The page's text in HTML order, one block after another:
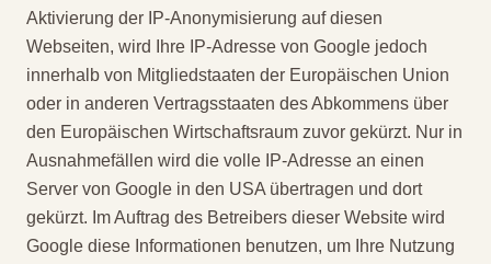
Aktivierung der IP-Anonymisierung auf diesen
Webseiten, wird Ihre IP-Adresse von Google jedoch
innerhalb von Mitgliedstaaten der Europäischen Union
oder in anderen Vertragsstaaten des Abkommens über
den Europäischen Wirtschaftsraum zuvor gekürzt. Nur in
Ausnahmefällen wird die volle IP-Adresse an einen
Server von Google in den USA übertragen und dort
gekürzt. Im Auftrag des Betreibers dieser Website wird
Google diese Informationen benutzen, um Ihre Nutzung